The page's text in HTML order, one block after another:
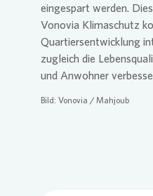
eingespart werden.
Vonovia Klimaschutz
Quartiersentwicklung
zugleich die
und Anwohner
Bild: Vonovia / Mahjoub